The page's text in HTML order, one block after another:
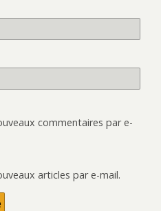
commentaires par e-
articles par e-mail.